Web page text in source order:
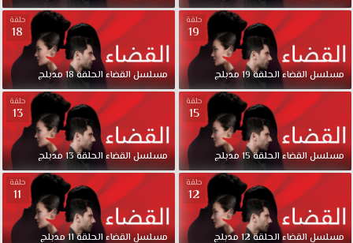
حلقة
19
مسلسلالقضاءالحلقة19مدبلج
حلقة
18
مسلسلالقضاءالحلقة18مدبلج
حلقة
15
مسلسلالقضاءالحلقة15مدبلج
حلقة
13
مسلسلالقضاءالحلقة13مدبلج
حلقة
12
مسلسلالقضاءالحلقة12مدبلج
حلقة
11
مسلسلالقضاءالحلقة11مدبلج